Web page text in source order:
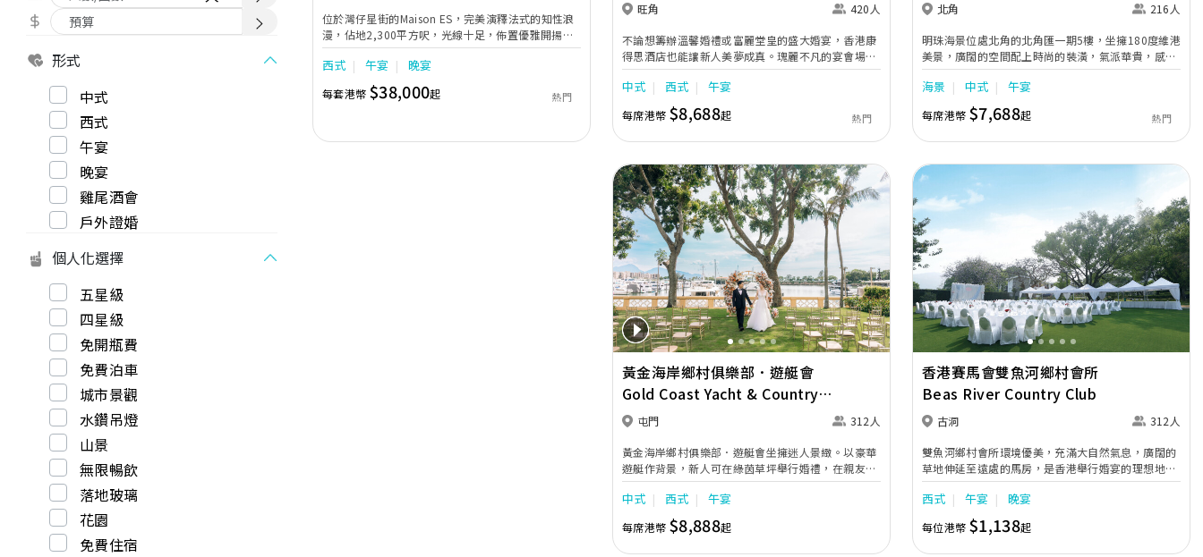
形式
中式
西式
午宴
晚宴
雞尾酒會
戶外證婚
個人化選擇
五星級
四星級
免開瓶費
免費泊車
城市景觀
水鑽吊燈
山景
無限暢飲
落地玻璃
花園
免費住宿
位於灣仔星街的Maison ES，完美演釋法式的知性浪
漫，佔地2,300平方呎，光線十足，佈置優雅開揚，
擺滿從世界各地搜羅的藝術珍品及古典傢俱，例如手
工製水晶吊燈及歐式古董沙發，令整個空間洋溢著法
式復古韻味，猶如休閒恬靜的法國住宅，十分適合包
場舉行證婚酒會及小型婚宴。
西式 午宴 晚宴
每套港幣 $38,000起 熱門
旺角 420人
不論想籌辦溫馨婚禮或富麗堂皇的盛大婚宴，香港康
得思酒店也能讓新人美夢成真。瑰麗不凡的宴會場
地，配合貼心周到的婚宴助理服務，再加上奢華水晶
婚禮紀念禮盒及喜宴配飾，為新人及賓客締造畢生難
忘的回憶。
中式 西式 午宴
每席港幣 $8,688起 熱門
北角 216人
明珠海景位處北角的北角匯一期5樓，坐擁180度維港
美景，廣闊的空間配上時尚的裝潢，氣派華貴，感覺
明亮新鮮，再加上由經驗大廚設計的中式美饌，一定
能為賓客打造令人難忘的回億。 明珠海景佔地超過3
千500呎，更有飽覽180度維港美景的露天平台，天
然日光為場地帶來自然舒適的氣氛，令人完全放鬆，
明珠海景可宴開18席，盡覽維港景觀的露天平台可容
證重要的時刻。明珠海景亦特別打造出4款酒席套
餐，菜餚用料新鮮名貴，海鮮及海味菜式特別出色，
亦確保其他菜式一定色香味俱全。
海景 中式 午宴
每席港幣 $7,688起 熱門
Previous Next
黃金海岸鄉村俱樂部．遊艇會
Gold Coast Yacht & Country
Club
屯門 312人
黃金海岸鄉村俱樂部．遊艇會坐擁迷人景緻。以豪華
遊艇作背景，新人可在綠茵草坪舉行婚禮，在親友及
碧海藍天的見證下，訂立愛的盟誓，接受來賓的祝
福。時尚浪漫的室內外婚宴場地，典雅的佈置及優越
的餐飲服務，定會為你的婚禮添上無限甜蜜驚喜。
2026-2027年婚禮套餐* 翠綠庭園證婚套餐 尊享價
HK$52,000 中式午宴由每席HK$8,888起 中式晚宴由
中式 西式 午宴
每席港幣 $8,888起
Previous Next
香港賽馬會雙魚河鄉村會所
Beas River Country Club
古洞 312人
雙魚河鄉村會所環境優美，充滿大自然氣息，廣闊的
草地伸延至遠處的馬房，是香港舉行婚宴的理想地點
之一。雙魚河於1930年代落成，清幽的鄉郊氣息與平
靜的農村生活互相呼應。這裡的環境舒適優雅，溫馨
怡人，最適合與至愛親朋慶祝您的結婚盛事。
西式 午宴 晚宴
每位港幣 $1,138起